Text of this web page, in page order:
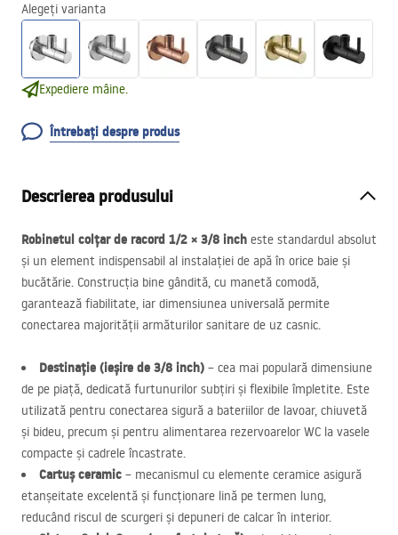
Alegeți varianta
Expediere mâine.
Întrebați despre produs
Descrierea produsului
Robinetul colțar de racord 1/2 × 3/8 inch este standardul absolut
și un element indispensabil al instalației de apă în orice baie și
bucătărie. Construcția bine gândită, cu manetă comodă,
garantează fiabilitate, iar dimensiunea universală permite
conectarea majorității armăturilor sanitare de uz casnic.
Destinație (ieșire de 3/8 inch) – cea mai populară dimensiune
de pe piață, dedicată furtunurilor subțiri și flexibile împletite. Este
utilizată pentru conectarea sigură a bateriilor de lavoar, chiuvetă
și bideu, precum și pentru alimentarea rezervoarelor WC la vasele
compacte și cadrele încastrate.
Cartuș ceramic – mecanismul cu elemente ceramice asigură
etanșeitate excelentă și funcționare lină pe termen lung,
reducând riscul de scurgeri și depuneri de calcar în interior.